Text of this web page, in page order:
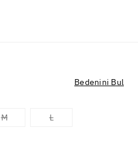
Bedenini Bul
M L